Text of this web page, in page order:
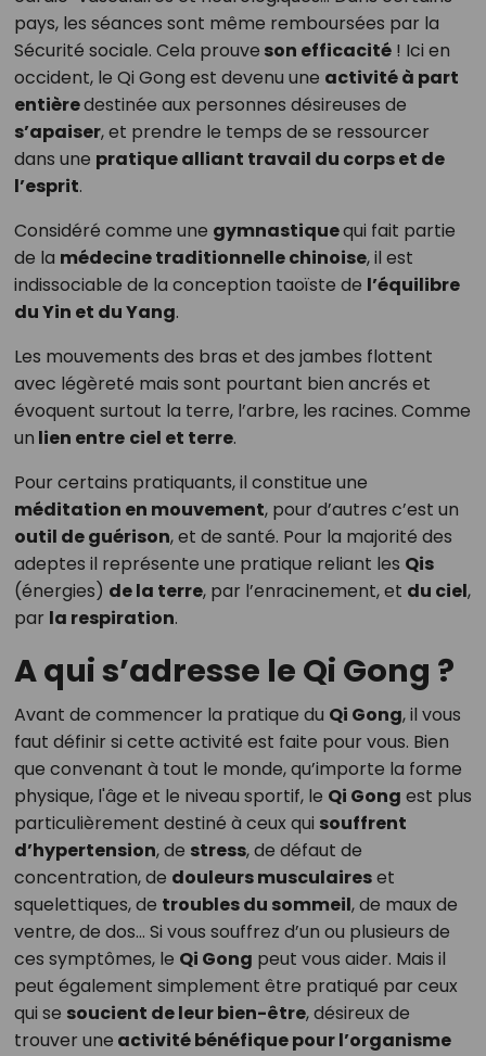
pays, les séances sont même remboursées par la
Sécurité sociale. Cela prouve son efficacité! Ici en
occident, le Qi Gong est devenu une activité à part
entièredestinée aux personnes désireuses de
s’apaiser, et prendre le temps de se ressourcer
dans une pratique alliant travail du corps et de
l’esprit.
Considéré comme une gymnastiquequi fait partie
de la médecine traditionnelle chinoise, il est
indissociable de la conception taoïste de l’équilibre
du Yin et du Yang.
Les mouvements des bras et des jambes flottent
avec légèreté mais sont pourtant bien ancrés et
évoquent surtout la terre, l’arbre, les racines. Comme
un lien entre ciel et terre.
Pour certains pratiquants, il constitue une
méditation en mouvement, pour d’autres c’est un
outil de guérison, et de santé. Pour la majorité des
adeptes il représente une pratique reliant les Qis
(énergies) de la terre, par l’enracinement, et du ciel,
par la respiration.
A qui s’adresse le Qi Gong ?
Avant de commencer la pratique du Qi Gong, il vous
faut définir si cette activité est faite pour vous. Bien
que convenant à tout le monde, qu’importe la forme
physique, l'âge et le niveau sportif, le Qi Gong est plus
particulièrement destiné à ceux qui souffrent
d’hypertension, de stress, de défaut de
concentration, de douleurs musculaireset
squelettiques, de troubles du sommeil, de maux de
ventre, de dos… Si vous souffrez d’un ou plusieurs de
ces symptômes, le Qi Gong peut vous aider. Mais il
peut également simplement être pratiqué par ceux
qui se soucient de leur bien-être, désireux de
trouver une activité bénéfique pour l’organisme